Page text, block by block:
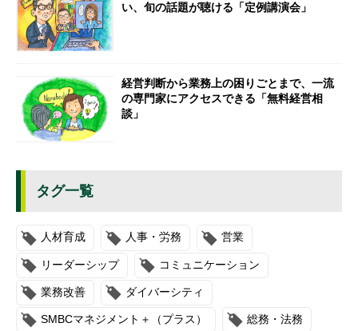
い、旬の話題が聴ける「定例講演会」
経営判断から業務上の困りごとまで、一流
の専門家にアクセスできる「無料経営相
談」
タグ一覧
人材育成 人事・労務 営業
リーダーシップ コミュニケーション
業務改善 ダイバーシティ
SMBCマネジメント＋（プラス） 総務・法務